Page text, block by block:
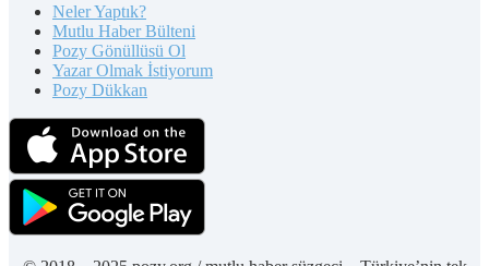
Neler Yaptık?
Mutlu Haber Bülteni
Pozy Gönüllüsü Ol
Yazar Olmak İstiyorum
Pozy Dükkan